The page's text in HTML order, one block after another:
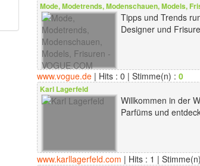
Mode, Modetrends, Modenschauen, Models,
Tipps und Trends
Designer und
www.vogue.de| Hits : 0 | Stimme(n) : 0
Karl Lagerfeld
Willkommen in der
Parfüms und
www.karllagerfeld.com | Hits : 1 |